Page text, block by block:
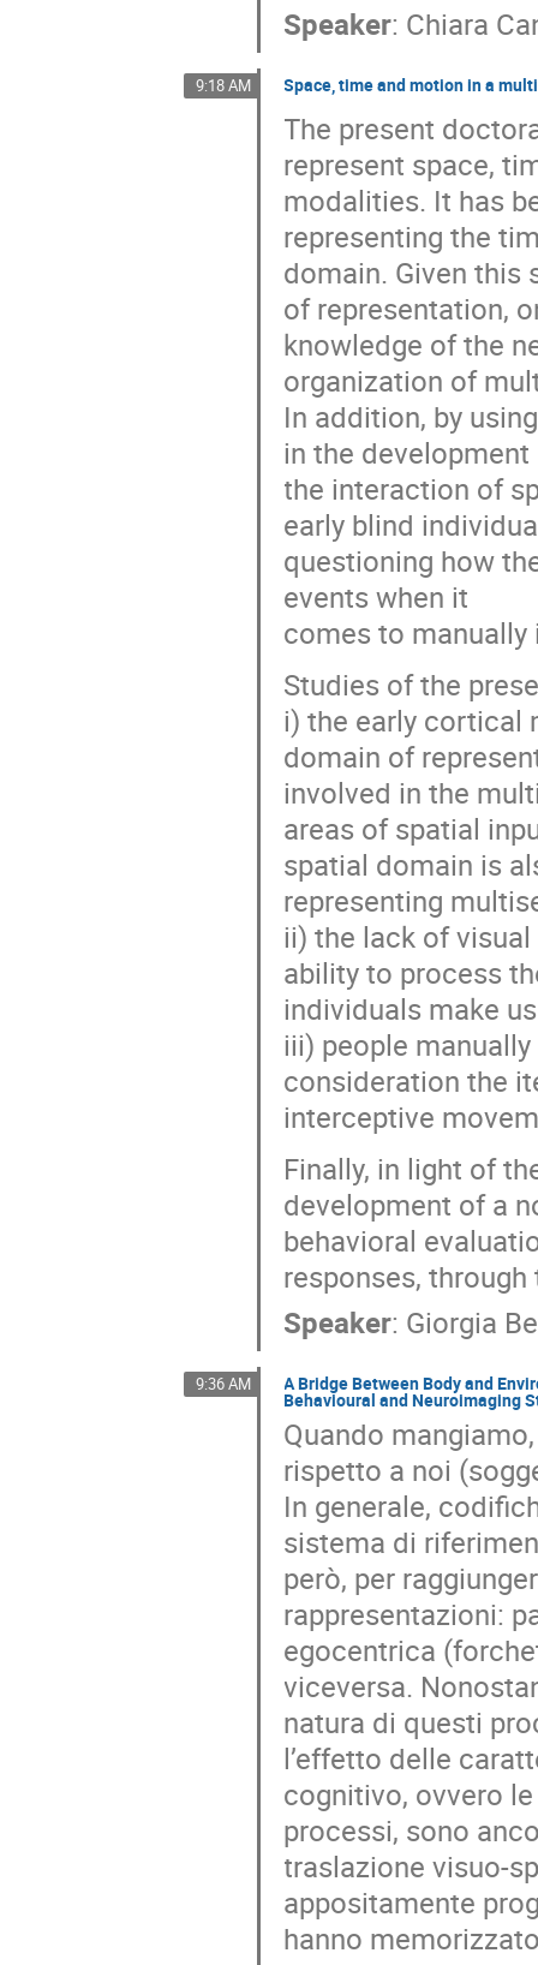
Speaker: Chiara
9:18 AM Space, time and motion in a
The present
represent space,
modalities. It has
representing the
domain. Given this
of representation,
knowledge of the
organization of
In addition, by
in the
the interaction of
early blind
questioning how
events when it
comes to
Studies of the
i) the early cortical
domain of
involved in the
areas of spatial
spatial domain is
representing
ii) the lack of
ability to process
individuals make
iii) people
consideration the
interceptive
Finally, in light of
development of a
behavioral
responses,
Speaker: Giorgia
9:36 AM A Bridge Between Body and
Behavioural and Neuroimaging
Quando
rispetto a noi
In generale,
sistema di
però, per
rappresentazioni:
egocentrica
viceversa.
natura di questi
l’effetto delle
cognitivo, ovvero
processi, sono
traslazione visuo-
appositamente
hanno